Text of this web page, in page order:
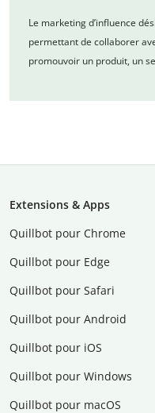
Le marketing d’influence
permettant de collaborer
promouvoir un produit, un
Extensions & Apps
Quillbot pour Chrome
Quillbot pour Edge
Quillbot pour Safari
Quillbot pour Android
Quillbot pour iOS
Quillbot pour Windows
Quillbot pour macOS